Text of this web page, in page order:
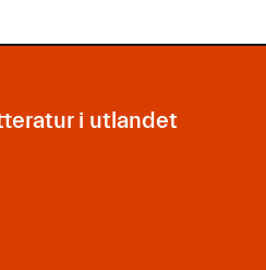
i utlandet